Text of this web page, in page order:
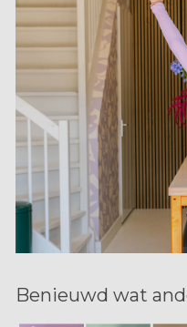
Benieuwd wat